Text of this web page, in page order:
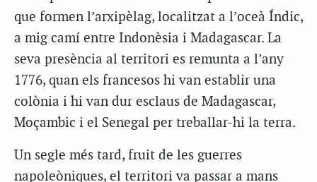
que formen l’arxipèlag, localitzat a l’oceà Índic,
a mig camí entre Indonèsia i Madagascar. La
seva presència al territori es remunta a l’any
1776, quan els francesos hi van establir una
colònia i hi van dur esclaus de Madagascar,
Moçambic i el Senegal per treballar-hi la terra.
Un segle més tard, fruit de les guerres
napoleòniques, el territori va passar a mans